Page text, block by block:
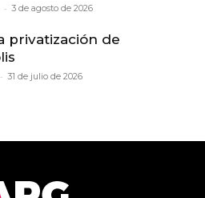
- 3 de agosto de 2026
privatización de
- 31 de julio de 2026